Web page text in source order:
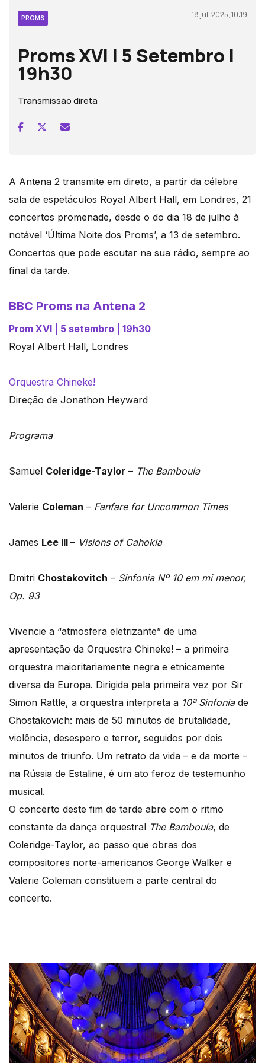
PROMS 18 jul, 2025, 10:19
Proms XVI | 5 Setembro |
19h30
Transmissão direta
A Antena 2 transmite em direto, a partir da célebre
sala de espetáculos Royal Albert Hall, em Londres, 21
concertos promenade, desde o do dia 18 de julho à
notável ‘Última Noite dos Proms’, a 13 de setembro.
Concertos que pode escutar na sua rádio, sempre ao
final da tarde.
BBC Proms na Antena 2
Prom XVI | 5 setembro | 19h30
Royal Albert Hall, Londres
Orquestra Chineke!
Direção de Jonathon Heyward
Programa
Samuel Coleridge-Taylor – The Bamboula
Valerie Coleman – Fanfare for Uncommon Times
James Lee III – Visions of Cahokia
Dmitri Chostakovitch – Sinfonia Nº 10 em mi menor,
Op. 93
Vivencie a “atmosfera eletrizante” de uma
apresentação da Orquestra Chineke! – a primeira
orquestra maioritariamente negra e etnicamente
diversa da Europa. Dirigida pela primeira vez por Sir
Simon Rattle, a orquestra interpreta a 10ª Sinfoniade
Chostakovich: mais de 50 minutos de brutalidade,
violência, desespero e terror, seguidos por dois
minutos de triunfo. Um retrato da vida – e da morte –
na Rússia de Estaline, é um ato feroz de testemunho
musical.
O concerto deste fim de tarde abre com o ritmo
constante da dança orquestral The Bamboula, de
Coleridge-Taylor, ao passo que obras dos
compositores norte-americanos George Walker e
Valerie Coleman constituem a parte central do
concerto.